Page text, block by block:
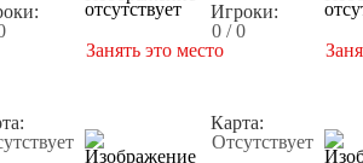
Игроки:
0 / 0
Занять это место
Карта:
Отсутствует